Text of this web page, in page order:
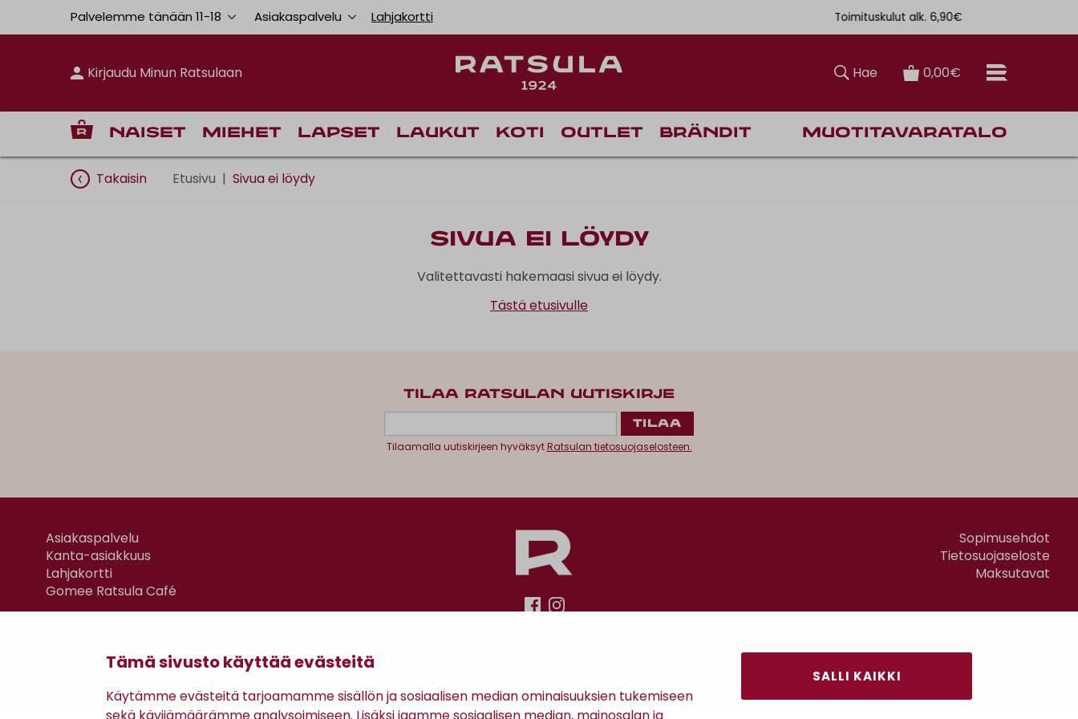
Tämä sivusto käyttää evästeitä
Käytämme evästeitä tarjoamamme sisällön ja sosiaalisen median ominaisuuksien tukemiseen
SALLI KAIKKI
Palvelemme tänään 11-18 Asiakaspalvelu Lahjakortti Toimituskulut alk. 6,90€
Kirjaudu Minun Ratsulaan Hae 0,00€
Naiset Miehet Lapset Laukut Koti Outlet Brändit Muotitavaratalo
Takaisin Etusivu | Sivua ei löydy
Sivua ei löydy
Valitettavasti hakemaasi sivua ei löydy.
Tästä etusivulle
TILAA RATSULAN UUTISKIRJE
Tilaamalla uutiskirjeen hyväksytRatsulan tietosuojaselosteen.
Asiakaspalvelu
Kanta-asiakkuus
Lahjakortti
Gomee Ratsula Café
Sopimusehdot
Tietosuojaseloste
Maksutavat